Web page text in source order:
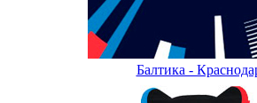
Балтика -